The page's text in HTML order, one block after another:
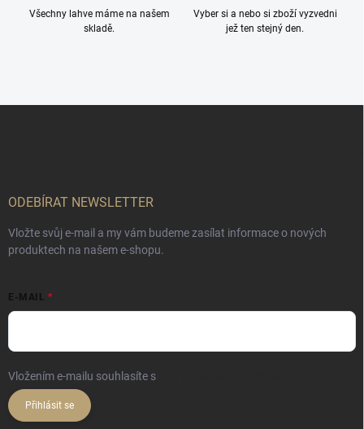
Všechny lahve máme na našem
skladě.
Vyber si a nebo si zboží vyzvedni
jež ten stejný den.
ODEBÍRAT NEWSLETTER
Vložte svůj e-mail a my vám budeme zasílat informace o nových
produktech na našem e-shopu.
E-MAIL
Vložením e-mailu souhlasíte s
Přihlásit se